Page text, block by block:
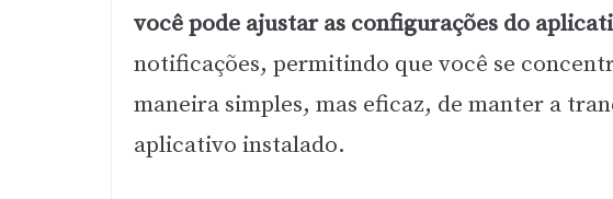
você pode ajustar as configurações do
notificações, permitindo que você se
maneira simples, mas eficaz, de manter a
aplicativo instalado.